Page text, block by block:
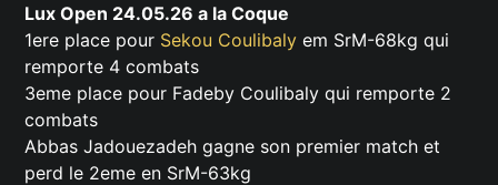
Lux Open 24.05.26 a la Coque
1ere place pour Sekou Coulibaly em SrM-68kg qui
remporte 4 combats
3eme place pour Fadeby Coulibaly qui remporte 2
combats
Abbas Jadouezadeh gagne son premier match et
perd le 2eme en SrM-63kg